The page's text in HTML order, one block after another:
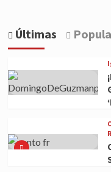
Últimas